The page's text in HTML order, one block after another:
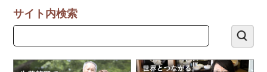
サイト内検索